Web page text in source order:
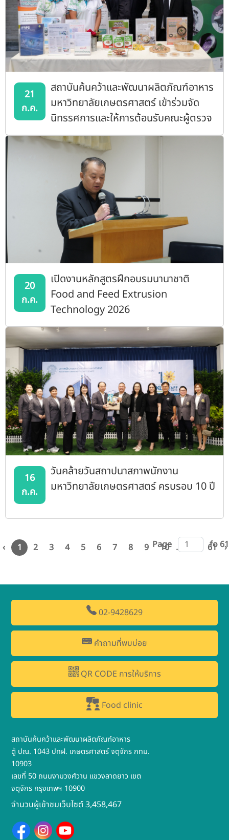
21
ก.ค.
สถาบันค้นคว้าและพัฒนาผลิตภัณฑ์อาหาร
มหาวิทยาลัยเกษตรศาสตร์ เข้าร่วมจัด
นิทรรศการและให้การต้อนรับคณะผู้ตรวจ
ราชการจากกระทรวงการอุดมศึกษาฯ
20
ก.ค.
เปิดงานหลักสูตรฝึกอบรมนานาชาติ
Food and Feed Extrusion
Technology 2026
16
ก.ค.
วันคล้ายวันสถาปนาสภาพนักงาน
มหาวิทยาลัยเกษตรศาสตร์ ครบรอบ 10 ปี
‹ 1 2 3 4 5 6 7 8 9 10 ... 61 ›
Page fo 61
02-9428629
คำถามที่พบบ่อย
QR CODE การให้บริการ
Food clinic
สถาบันค้นคว้าและพัฒนาผลิตภัณฑ์อาหาร
ตู้ ปณ. 1043 ปทฝ. เกษตรศาสตร์ จตุจักร กทม.
10903
เลขที่ 50 ถนนงามวงศ์วาน แขวงลาดยาว เขต
จตุจักร กรุงเทพฯ 10900
จำนวนผู้เข้าชมเว็บไซต์ 3,458,467